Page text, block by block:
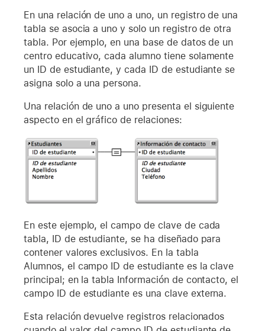
En una relación de uno a uno, un registro de una
tabla se asocia a uno y solo un registro de otra
tabla. Por ejemplo, en una base de datos de un
centro educativo, cada alumno tiene solamente
un ID de estudiante, y cada ID de estudiante se
asigna solo a una persona.
Una relación de uno a uno presenta el siguiente
aspecto en el gráfico de relaciones:
En este ejemplo, el campo de clave de cada
tabla, ID de estudiante, se ha diseñado para
contener valores exclusivos. En la tabla
Alumnos, el campo ID de estudiante es la clave
principal; en la tabla Información de contacto, el
campo ID de estudiante es una clave externa.
Esta relación devuelve registros relacionados